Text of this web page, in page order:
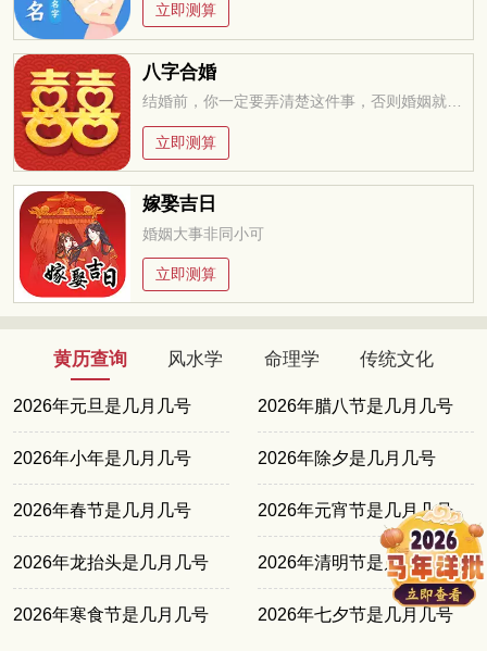
立即测算
八字合婚
立即测算
嫁娶吉日
婚姻大事非同小可
立即测算
黄历查询 风水学 命理学 传统文化
2026年元旦是几月几号 2026年腊八节是几月几号
2026年小年是几月几号 2026年除夕是几月几号
2026年春节是几月几号 2026年元宵节是几月几号
2026年龙抬头是几月几号 2026年清明节是几月几号
2026年寒食节是几月几号 2026年七夕节是几月几号